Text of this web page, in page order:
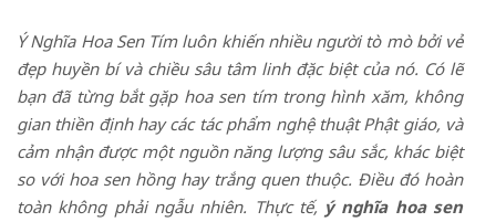
Ý Nghĩa Hoa Sen Tím luôn khiến nhiều người tò mò bởi vẻ
đẹp huyền bí và chiều sâu tâm linh đặc biệt của nó. Có lẽ
bạn đã từng bắt gặp hoa sen tím trong hình xăm, không
gian thiền định hay các tác phẩm nghệ thuật Phật giáo, và
cảm nhận được một nguồn năng lượng sâu sắc, khác biệt
so với hoa sen hồng hay trắng quen thuộc. Điều đó hoàn
toàn không phải ngẫu nhiên. Thực tế, ý nghĩa hoa sen